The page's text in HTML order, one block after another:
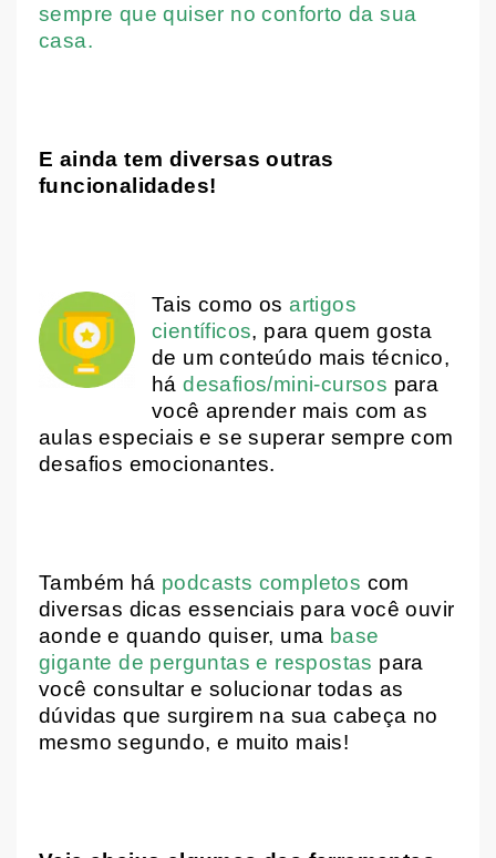
sempre que quiser no conforto da sua
casa.
E ainda tem diversas outras
funcionalidades!
Tais como osartigos
científicos, para quem gosta
de um conteúdo mais técnico,
há desafios/mini-cursos para
você aprender mais com as
aulas especiais e se superar sempre com
desafios emocionantes.
Também há podcasts completos com
diversas dicas essenciais para você ouvir
aonde e quando quiser, uma base
gigante de perguntas e respostas para
você consultar e solucionar todas as
dúvidas que surgirem na sua cabeça no
mesmo segundo, e muito mais!